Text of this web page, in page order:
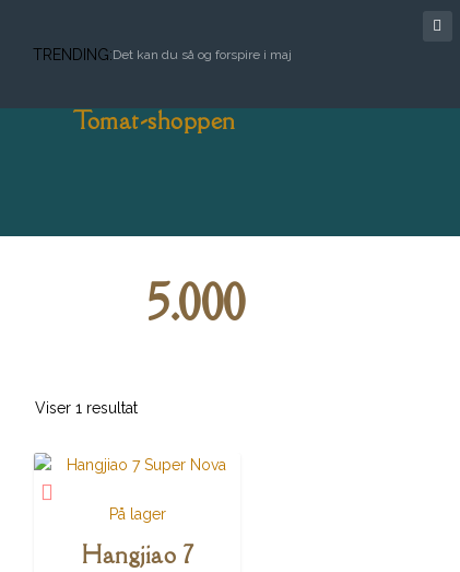
TRENDING:Det kan du så og forspire i maj
Tomat-shoppen
5.000
Viser 1 resultat
På lager
Hangjiao 7